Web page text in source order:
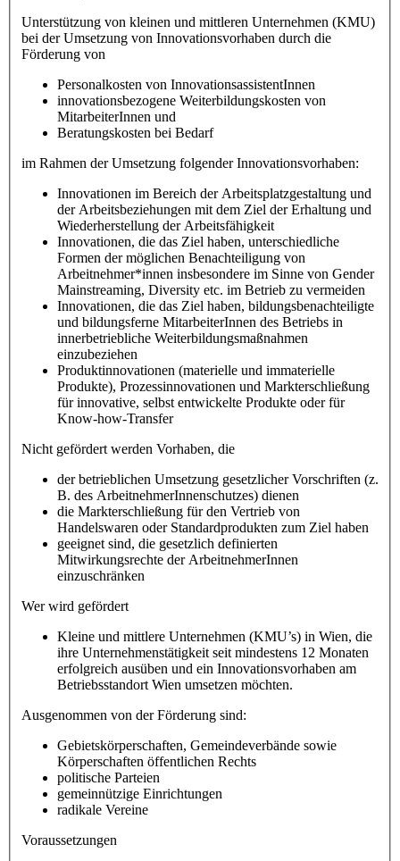
Unterstützung von kleinen und mittleren Unternehmen (KMU)
bei der Umsetzung von Innovationsvorhaben durch die
Förderung von
Personalkosten von InnovationsassistentInnen
innovationsbezogene Weiterbildungskosten von
MitarbeiterInnen und
Beratungskosten bei Bedarf
im Rahmen der Umsetzung folgender Innovationsvorhaben:
Innovationen im Bereich der Arbeitsplatzgestaltung und
der Arbeitsbeziehungen mit dem Ziel der Erhaltung und
Wiederherstellung der Arbeitsfähigkeit
Innovationen, die das Ziel haben, unterschiedliche
Formen der möglichen Benachteiligung von
Arbeitnehmer*innen insbesondere im Sinne von Gender
Mainstreaming, Diversity etc. im Betrieb zu vermeiden
Innovationen, die das Ziel haben, bildungsbenachteiligte
und bildungsferne MitarbeiterInnen des Betriebs in
innerbetriebliche Weiterbildungsmaßnahmen
einzubeziehen
Produktinnovationen (materielle und immaterielle
Produkte), Prozessinnovationen und Markterschließung
für innovative, selbst entwickelte Produkte oder für
Know-how-Transfer
Nicht gefördert werden Vorhaben, die
der betrieblichen Umsetzung gesetzlicher Vorschriften (z.
B. des ArbeitnehmerInnenschutzes) dienen
die Markterschließung für den Vertrieb von
Handelswaren oder Standardprodukten zum Ziel haben
geeignet sind, die gesetzlich definierten
Mitwirkungsrechte der ArbeitnehmerInnen
einzuschränken
Wer wird gefördert
Kleine und mittlere Unternehmen (KMU’s) in Wien, die
ihre Unternehmenstätigkeit seit mindestens 12 Monaten
erfolgreich ausüben und ein Innovationsvorhaben am
Betriebsstandort Wien umsetzen möchten.
Ausgenommen von der Förderung sind:
Gebietskörperschaften, Gemeindeverbände sowie
Körperschaften öffentlichen Rechts
politische Parteien
gemeinnützige Einrichtungen
radikale Vereine
Voraussetzungen